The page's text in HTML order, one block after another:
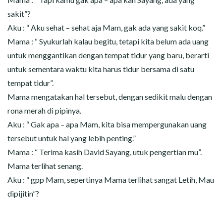
sakit”?
Aku : “ Aku sehat – sehat aja Mam, gak ada yang sakit koq.”
Mama : “ Syukurlah kalau begitu, tetapi kita belum ada uang
untuk menggantikan dengan tempat tidur yang baru, berarti
untuk sementara waktu kita harus tidur bersama di satu
tempat tidur”.
Mama mengatakan hal tersebut, dengan sedikit malu dengan
rona merah di pipinya.
Aku : “ Gak apa – apa Mam, kita bisa mempergunakan uang
tersebut untuk hal yang lebih penting.”
Mama : “ Terima kasih David Sayang, utuk pengertian mu”.
Mama terlihat senang.
Aku : “ gpp Mam, sepertinya Mama terlihat sangat Letih, Mau
dipijitin”?